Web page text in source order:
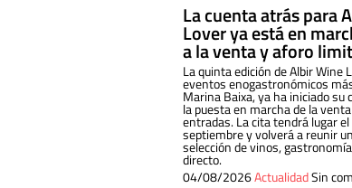
La cuenta atrás para
Lover ya está en
a la venta y aforo
La quinta edición de Albir Wine
eventos enogastronómicos
Marina Baixa, ya ha iniciado su
la puesta en marcha de la
entradas. La cita tendrá lugar
septiembre y volverá a reunir
selección de vinos,
directo.
04/08/2026ActualidadSin